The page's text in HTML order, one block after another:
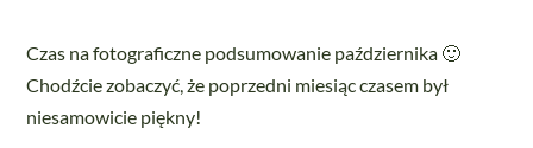
Czas na fotograficzne podsumowanie października 🙂
Chodźcie zobaczyć, że poprzedni miesiąc czasem był
niesamowicie piękny!